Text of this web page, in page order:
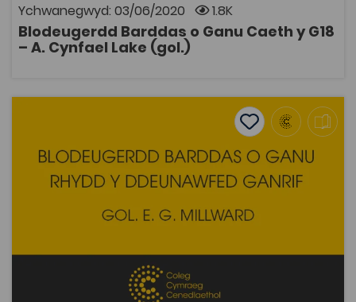
Ychwanegwyd: 03/06/2020 1.8K
Blodeugerdd Barddas o Ganu Caeth y G18
– A. Cynfael Lake (gol.)
AGOR
Blodeugerdd Barddas o Gerddi Rhydd y G18 – E. G.
Add to favourites
Add to favourites
Blodeugerdd Barddas o Gerddi Rhydd y G18 –
E. G. Millward (gol.)
2K
Blodeugerdd o gerddi rhydd o'r ddeunawfed ganrif
wedi eu cyflwyno mewn rhagymadrodd, eu dethol a'u
golygu gan E. G. Millward. Ceir hefyd ymdriniaeth ar